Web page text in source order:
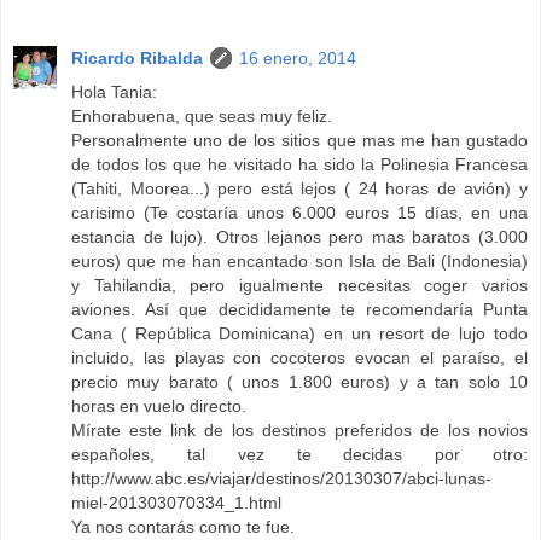
Ricardo Ribalda
16 enero, 2014
Hola Tania:
Enhorabuena, que seas muy feliz.
Personalmente uno de los sitios que mas me han gustado
de todos los que he visitado ha sido la Polinesia Francesa
(Tahiti, Moorea...) pero está lejos ( 24 horas de avión) y
carisimo (Te costaría unos 6.000 euros 15 días, en una
estancia de lujo). Otros lejanos pero mas baratos (3.000
euros) que me han encantado son Isla de Bali (Indonesia)
y Tahilandia, pero igualmente necesitas coger varios
aviones. Así que decididamente te recomendaría Punta
Cana ( República Dominicana) en un resort de lujo todo
incluido, las playas con cocoteros evocan el paraíso, el
precio muy barato ( unos 1.800 euros) y a tan solo 10
horas en vuelo directo.
Mírate este link de los destinos preferidos de los novios
españoles, tal vez te decidas por otro:
http://www.abc.es/viajar/destinos/20130307/abci-lunas-
miel-201303070334_1.html
Ya nos contarás como te fue.